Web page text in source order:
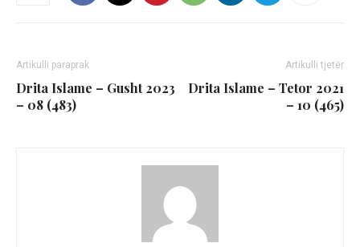
Artikulli paraprak
Drita Islame – Gusht 2023
– 08 (483)
Artikulli tjetër
Drita Islame – Tetor 2021
– 10 (465)